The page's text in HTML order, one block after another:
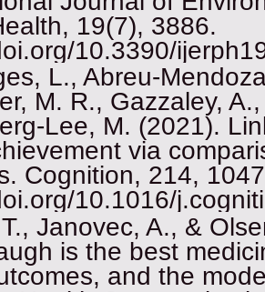
19(7), 3886.
10.3390/
L., Abreu-
M. R., Gazzaley,
Lee, M. (2021).
via
Cognition, 214,
10.1016/
Janovec, A., &
is the best
and the